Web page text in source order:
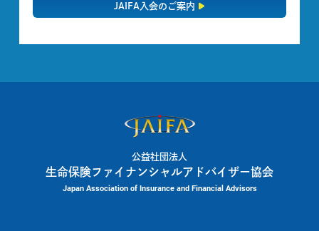
JAIFA入会のご案内
公益社団法人
生命保険ファイナンシャルアドバイザー協会
Japan Association of Insurance and Financial Advisors